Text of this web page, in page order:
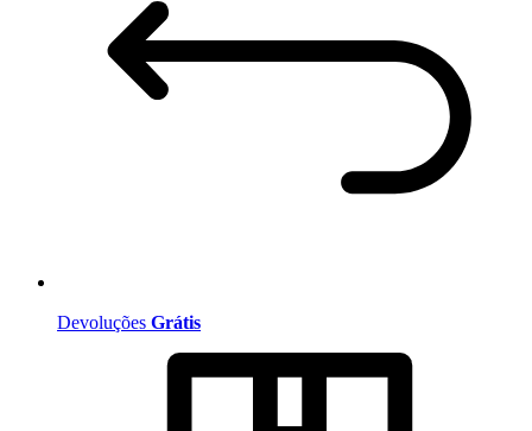
Devoluções Grátis